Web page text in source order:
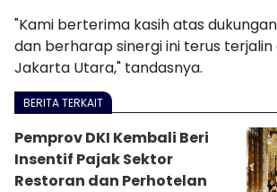
"Kami berterima kasih atas
dan berharap sinergi ini terus
Jakarta Utara," tandasnya.
BERITA TERKAIT
Pemprov DKI Kembali Beri
Insentif Pajak Sektor
Restoran dan Perhotelan